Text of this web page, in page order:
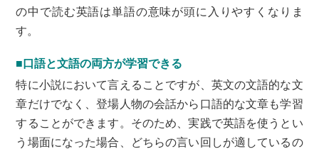
の中で読む英語は単語の意味が頭に入りやすくなりま
す。
■口語と文語の両方が学習できる
特に小説において言えることですが、英文の文語的な文
章だけでなく、登場人物の会話から口語的な文章も学習
することができます。そのため、実践で英語を使うとい
う場面になった場合、どちらの言い回しが適しているの